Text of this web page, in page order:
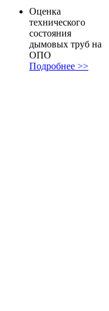
Оценка
технического
состояния
дымовых труб на
ОПО
Подробнее >>